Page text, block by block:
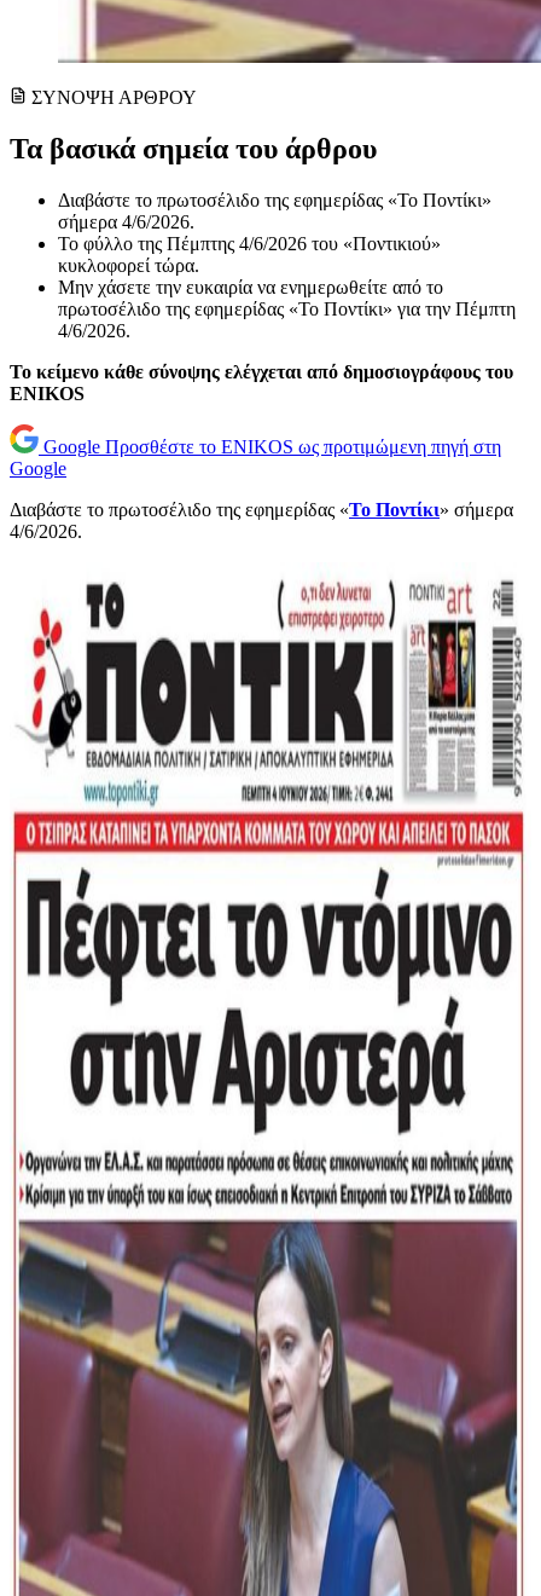
ΣΥΝΟΨΗ ΑΡΘΡΟΥ
Τα βασικά σημεία του άρθρου
Διαβάστε το πρωτοσέλιδο της εφημερίδας «Το Ποντίκι»
σήμερα 4/6/2026.
Το φύλλο της Πέμπτης 4/6/2026 του «Ποντικιού»
κυκλοφορεί τώρα.
Μην χάσετε την ευκαιρία να ενημερωθείτε από το
πρωτοσέλιδο της εφημερίδας «Το Ποντίκι» για την Πέμπτη
4/6/2026.
Το κείμενο κάθε σύνοψης ελέγχεται από δημοσιογράφους του
ENIKOS
Google Προσθέστε το ENIKOS ως προτιμώμενη πηγή στη
Google
Διαβάστε το πρωτοσέλιδο της εφημερίδας «Το Ποντίκι» σήμερα
4/6/2026.